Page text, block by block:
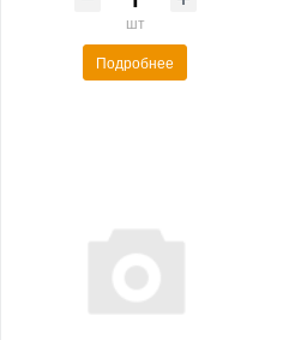
шт
Подробнее